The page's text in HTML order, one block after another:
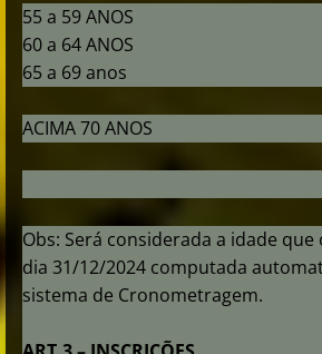
55 a 59 ANOS
60 a 64 ANOS
65 a 69 anos
ACIMA 70 ANOS
Obs: Será considerada a idade
dia 31/12/2024 computada
sistema de Cronometragem.